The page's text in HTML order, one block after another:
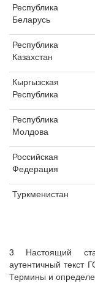
Республика
Беларусь
Республика
Казахстан
Кыргызская
Республика
Республика
Молдова
Российская
Федерация
Туркменистан
3 Настоящий
аутентичный текст
Термины и